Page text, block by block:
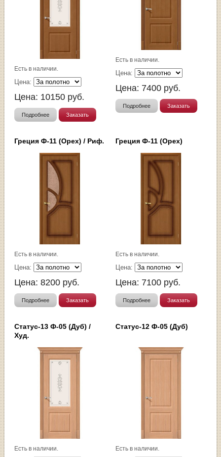
Есть в наличии.
Цена:
Цена: 10150 руб.
Подробнее Заказать
Есть в наличии.
Цена:
Цена: 7400 руб.
Подробнее Заказать
Греция Ф-11 (Орех) / Риф.
Есть в наличии.
Цена:
Цена:8200 руб.
Подробнее Заказать
Греция Ф-11 (Орех)
Есть в наличии.
Цена:
Цена: 7100 руб.
Подробнее Заказать
Статус-13 Ф-05 (Дуб) /
Худ.
Есть в наличии.
Статус-12 Ф-05 (Дуб)
Есть в наличии.